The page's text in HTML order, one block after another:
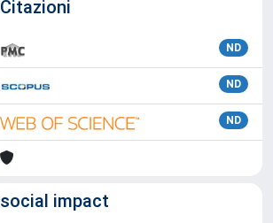
Citazioni
ND
ND
ND
social impact